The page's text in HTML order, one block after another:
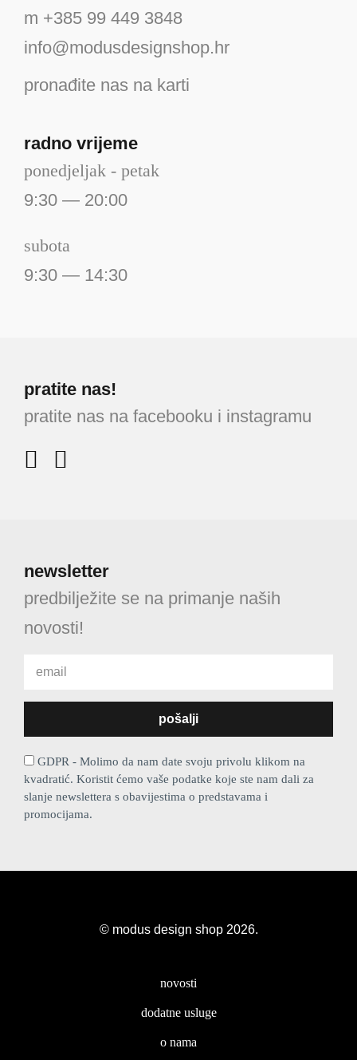
m +385 99 449 3848
info@modusdesignshop.hr
pronađite nas na karti
radno vrijeme
ponedjeljak - petak
9:30 — 20:00
subota
9:30 — 14:30
pratite nas!
pratite nas na facebooku i instagramu
newsletter
predbilježite se na primanje naših
novosti!
GDPR - Molimo da nam date svoju privolu klikom na
kvadratić. Koristit ćemo vaše podatke koje ste nam dali za
slanje newslettera s obavijestima o predstavama i
promocijama.
© modus design shop 2026.
novosti
dodatne usluge
o nama